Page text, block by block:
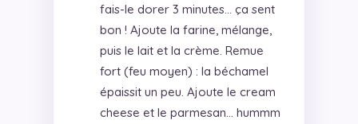
fais-le dorer 3 minutes… ça sent
bon ! Ajoute la farine, mélange,
puis le lait et la crème. Remue
fort (feu moyen) : la béchamel
épaissit un peu. Ajoute le cream
cheese et le parmesan… hummm